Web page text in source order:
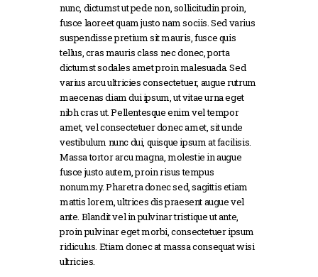
nunc, dictumst ut pede non, sollicitudin proin,
fusce laoreet quam justo nam sociis. Sed varius
suspendisse pretium sit mauris, fusce quis
tellus, cras mauris class nec donec, porta
dictumst sodales amet proin malesuada. Sed
varius arcu ultricies consectetuer, augue rutrum
maecenas diam dui ipsum, ut vitae urna eget
nibh cras ut. Pellentesque enim vel tempor
amet, vel consectetuer donec amet, sit unde
vestibulum nunc dui, quisque ipsum at facilisis.
Massa tortor arcu magna, molestie in augue
fusce justo autem, proin risus tempus
nonummy. Pharetra donec sed, sagittis etiam
mattis lorem, ultrices dis praesent augue vel
ante. Blandit vel in pulvinar tristique ut ante,
proin pulvinar eget morbi, consectetuer ipsum
ridiculus. Etiam donec at massa consequat wisi
ultricies.